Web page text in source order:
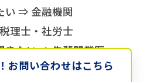
い ⇒ 金融機関
理士・社労士
きたい ⇒ 先輩開業医
まとめて相談したい ⇒ 開
お問い合わせはこちら